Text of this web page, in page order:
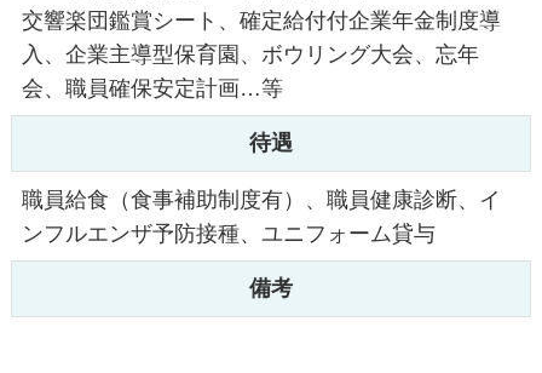
交響楽団鑑賞シート、確定給付付企業年金制度導
入、企業主導型保育園、ボウリング大会、忘年
会、職員確保安定計画…等
待遇
職員給食（食事補助制度有）、職員健康診断、イ
ンフルエンザ予防接種、ユニフォーム貸与
備考